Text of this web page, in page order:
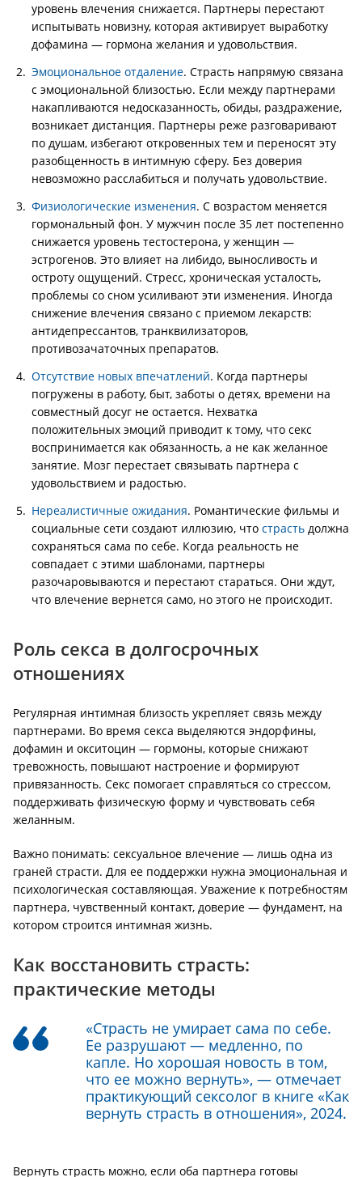
уровень влечения снижается. Партнеры перестают
испытывать новизну, которая активирует выработку
дофамина — гормона желания и удовольствия.
Эмоциональное отдаление. Страсть напрямую связана
с эмоциональной близостью. Если между партнерами
накапливаются недосказанность, обиды, раздражение,
возникает дистанция. Партнеры реже разговаривают
по душам, избегают откровенных тем и переносят эту
разобщенность в интимную сферу. Без доверия
невозможно расслабиться и получать удовольствие.
Физиологические изменения. С возрастом меняется
гормональный фон. У мужчин после 35 лет постепенно
снижается уровень тестостерона, у женщин —
эстрогенов. Это влияет на либидо, выносливость и
остроту ощущений. Стресс, хроническая усталость,
проблемы со сном усиливают эти изменения. Иногда
снижение влечения связано с приемом лекарств:
антидепрессантов, транквилизаторов,
противозачаточных препаратов.
Отсутствие новых впечатлений. Когда партнеры
погружены в работу, быт, заботы о детях, времени на
совместный досуг не остается. Нехватка
положительных эмоций приводит к тому, что секс
воспринимается как обязанность, а не как желанное
занятие. Мозг перестает связывать партнера с
удовольствием и радостью.
Нереалистичные ожидания. Романтические фильмы и
социальные сети создают иллюзию, что страсть должна
сохраняться сама по себе. Когда реальность не
совпадает с этими шаблонами, партнеры
разочаровываются и перестают стараться. Они ждут,
что влечение вернется само, но этого не происходит.
Роль секса в долгосрочных
отношениях
Регулярная интимная близость укрепляет связь между
партнерами. Во время секса выделяются эндорфины,
дофамин и окситоцин — гормоны, которые снижают
тревожность, повышают настроение и формируют
привязанность. Секс помогает справляться со стрессом,
поддерживать физическую форму и чувствовать себя
желанным.
Важно понимать: сексуальное влечение — лишь одна из
граней страсти. Для ее поддержки нужна эмоциональная и
психологическая составляющая. Уважение к потребностям
партнера, чувственный контакт, доверие — фундамент, на
котором строится интимная жизнь.
Как восстановить страсть:
практические методы
«Страсть не умирает сама по себе.
Ее разрушают — медленно, по
капле. Но хорошая новость в том,
что ее можно вернуть», — отмечает
практикующий сексолог в книге «Как
вернуть страсть в отношения», 2024.
Вернуть страсть можно, если оба партнера готовы